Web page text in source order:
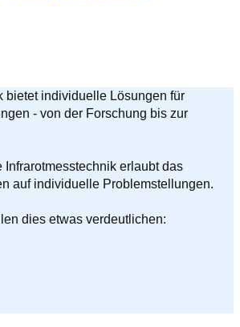
bietet individuelle Lösungen für
- von der Forschung bis zur
Infrarotmesstechnik erlaubt das
auf individuelle Problemstellungen.
dies etwas verdeutlichen: